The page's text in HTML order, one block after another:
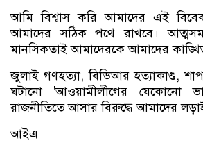
আমি বিশ্বাস করি আমাদের এই
আমাদের সঠিক পথে রাখবে।
মানসিকতাই আমাদেরকে আমাদের কাঙ্খিত
জুলাই গণহত্যা, বিডিআর হত্যাকাণ্ড,
ঘটানো 'আওয়ামীলীগের যেকোনো
রাজনীতিতে আসার বিরুদ্ধে আমাদের
আইএ